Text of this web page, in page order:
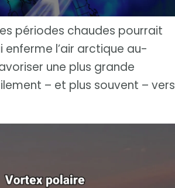
périodes chaudes pourrait
l’air arctique au-
une plus grande
– et plus souvent – vers